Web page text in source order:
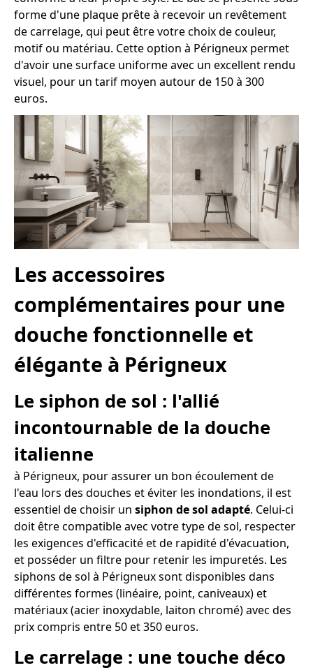
forme d'une plaque prête à recevoir un revêtement
de carrelage, qui peut être votre choix de couleur,
motif ou matériau. Cette option à Périgneux permet
d'avoir une surface uniforme avec un excellent rendu
visuel, pour un tarif moyen autour de 150 à 300
euros.
Les accessoires
complémentaires pour une
douche fonctionnelle et
élégante à Périgneux
Le siphon de sol : l'allié
incontournable de la douche
italienne
à Périgneux, pour assurer un bon écoulement de
l'eau lors des douches et éviter les inondations, il est
essentiel de choisir un siphon de sol adapté. Celui-ci
doit être compatible avec votre type de sol, respecter
les exigences d'efficacité et de rapidité d'évacuation,
et posséder un filtre pour retenir les impuretés. Les
siphons de sol à Périgneux sont disponibles dans
différentes formes (linéaire, point, caniveaux) et
matériaux (acier inoxydable, laiton chromé) avec des
prix compris entre 50 et 350 euros.
Le carrelage : une touche déco